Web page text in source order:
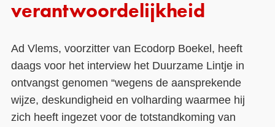
verantwoordelijkheid
Ad Vlems, voorzitter van Ecodorp Boekel, heeft
daags voor het interview het Duurzame Lintje in
ontvangst genomen “wegens de aansprekende
wijze, deskundigheid en volharding waarmee hij
zich heeft ingezet voor de totstandkoming van